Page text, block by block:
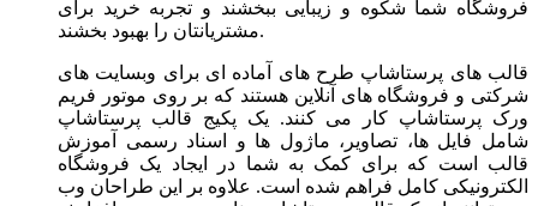
فروشگاه شما شکوه و زیبایی ببخشند و تجربه خرید برای
مشتریانتان را بهبود بخشند.
قالب های پرستاشاپ طرح های آماده ای برای وبسایت های
شرکتی و فروشگاه های آنلاین هستند که بر روی موتور فریم
ورک پرستاشاپ کار می کنند. یک پکیج قالب پرستاشاپ
شامل فایل ها، تصاویر، ماژول ها و اسناد رسمی آموزش
قالب است که برای کمک به شما در ایجاد یک فروشگاه
الکترونیکی کامل فراهم شده است. علاوه بر این طراحان وب